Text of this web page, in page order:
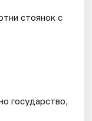
стоянок с
государство,